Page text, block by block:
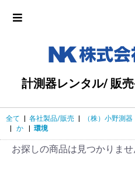
計測器レンタル/ 販
全て 各社製品/販売 （株）小野測
か 環境
お探しの商品は見つかりま